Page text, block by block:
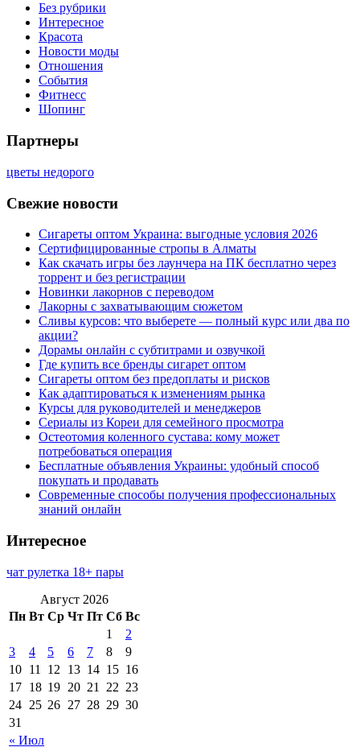
Без рубрики
Интересное
Красота
Новости моды
Отношения
События
Фитнесс
Шопинг
Партнеры
цветы недорого
Свежие новости
Сигареты оптом Украина: выгодные условия 2026
Сертифицированные стропы в Алматы
Как скачать игры без лаунчера на ПК бесплатно через
торрент и без регистрации
Новинки лакорнов с переводом
Лакорны с захватывающим сюжетом
Сливы курсов: что выберете — полный курс или два по
акции?
Дорамы онлайн с субтитрами и озвучкой
Где купить все бренды сигарет оптом
Сигареты оптом без предоплаты и рисков
Как адаптироваться к изменениям рынка
Курсы для руководителей и менеджеров
Сериалы из Кореи для семейного просмотра
Остеотомия коленного сустава: кому может
потребоваться операция
Бесплатные объявления Украины: удобный способ
покупать и продавать
Современные способы получения профессиональных
знаний онлайн
Интересное
чат рулетка 18+ пары
Август 2026
Пн Вт Ср Чт Пт Сб Вс
« Июл
1
2
3
4 5 6 7 8
9
10 11 12 13 14 15 16
17 18 19 20 21 22 23
24 25 26 27 28 29 30
31